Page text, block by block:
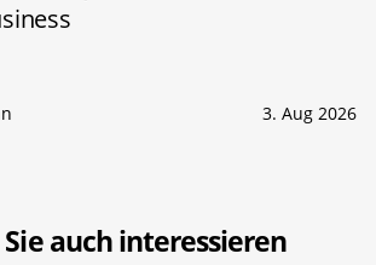
3. Aug 2026
auch interessieren